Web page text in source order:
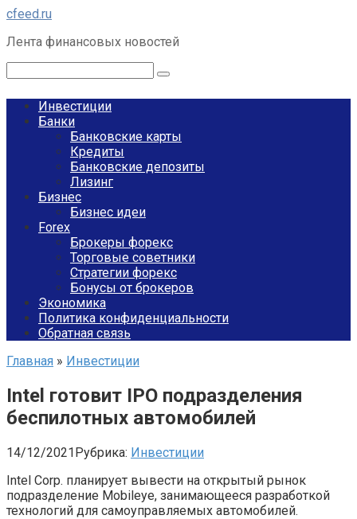
Перейти
контенту
cfeed.ru
Лента финансовых новостей
Инвестиции
Банки
Банковские карты
Кредиты
Банковские депозиты
Лизинг
Бизнес
Бизнес идеи
Forex
Брокеры форекс
Торговые советники
Стратегии форекс
Бонусы от брокеров
Экономика
Политика конфиденциальности
Обратная связь
Главная » Инвестиции
Intel готовит IPO подразделения
беспилотных автомобилей
14/12/2021Рубрика: Инвестиции
Intel Corp. планирует вывести на открытый рынок
подразделение Mobileye, занимающееся разработкой
технологий для самоуправляемых автомобилей.